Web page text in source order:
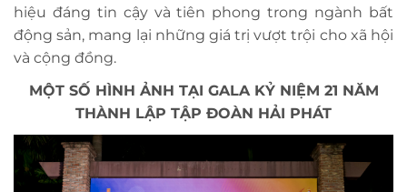
hiệu đáng tin cậy và tiên phong trong ngành bất
động sản, mang lại những giá trị vượt trội cho xã hội
và cộng đồng.
MỘT SỐ HÌNH ẢNH TẠI GALA KỶ NIỆM 21 NĂM
THÀNH LẬP TẬP ĐOÀN HẢI PHÁT